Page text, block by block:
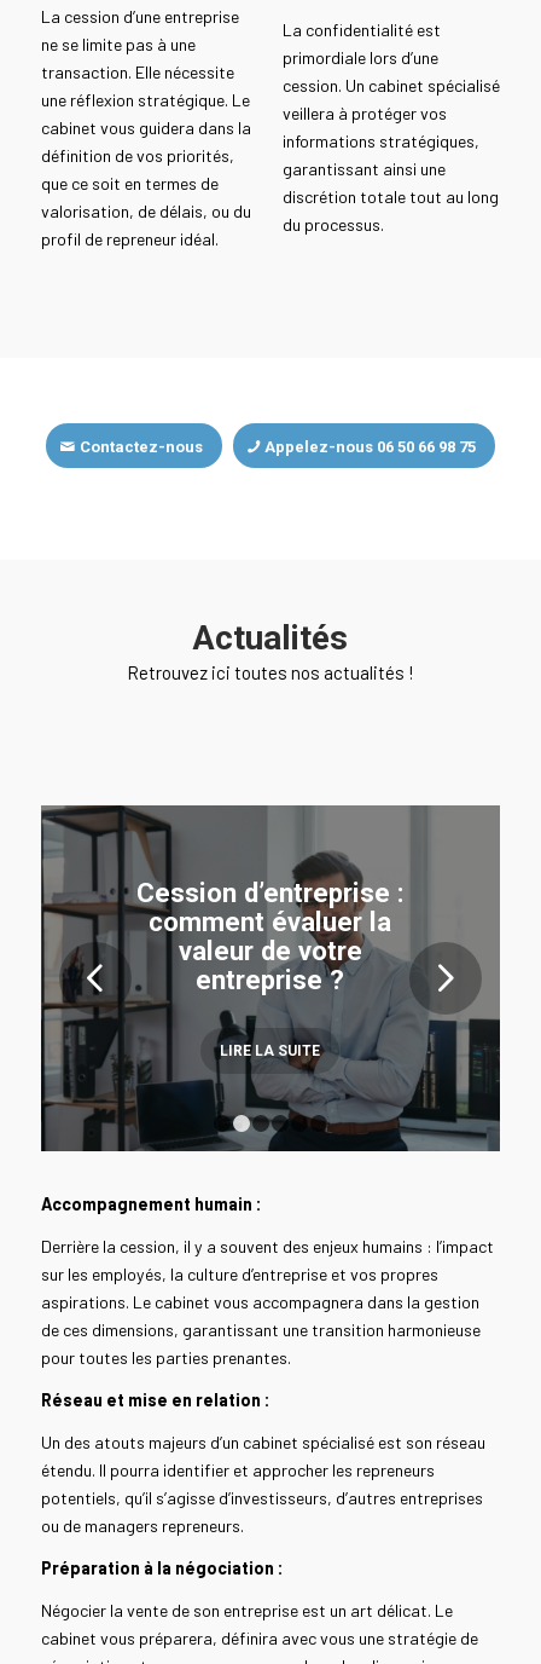
La cession d’une entreprise
ne se limite pas à une
transaction. Elle nécessite
une réflexion stratégique. Le
cabinet vous guidera dans la
définition de vos priorités,
que ce soit en termes de
valorisation, de délais, ou du
profil de repreneur idéal.
La confidentialité est
primordiale lors d’une
cession. Un cabinet spécialisé
veillera à protéger vos
informations stratégiques,
garantissant ainsi une
discrétion totale tout au long
du processus.
Contactez-nous Appelez-nous 06 50 66 98 75
Actualités
Retrouvez ici toutes nos actualités !
Cession d’entreprise :
comment évaluer la
valeur de votre
entreprise ?
LIRE LA SUITE
Suivant
1 2 3 4 5 6
Accompagnement humain :
Derrière la cession, il y a souvent des enjeux humains : l’impact
sur les employés, la culture d’entreprise et vos propres
aspirations. Le cabinet vous accompagnera dans la gestion
de ces dimensions, garantissant une transition harmonieuse
pour toutes les parties prenantes.
Réseau et mise en relation :
Un des atouts majeurs d’un cabinet spécialisé est son réseau
étendu. Il pourra identifier et approcher les repreneurs
potentiels, qu’il s’agisse d’investisseurs, d’autres entreprises
ou de managers repreneurs.
Préparation à la négociation :
Négocier la vente de son entreprise est un art délicat. Le
cabinet vous préparera, définira avec vous une stratégie de